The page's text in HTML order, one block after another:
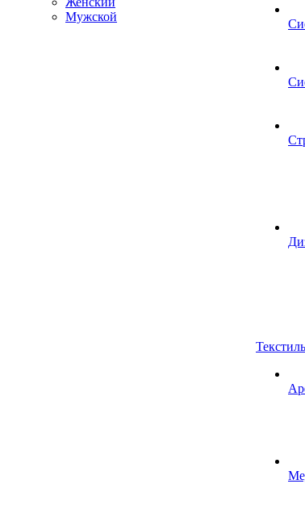
Мужской
Текстиль